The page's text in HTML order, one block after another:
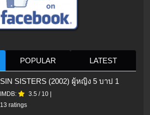
POPULAR LATEST
SIN SISTERS (2002) ผู้หญิง 5 บาป 1
IMDB: 3.5 / 10
13 ratings